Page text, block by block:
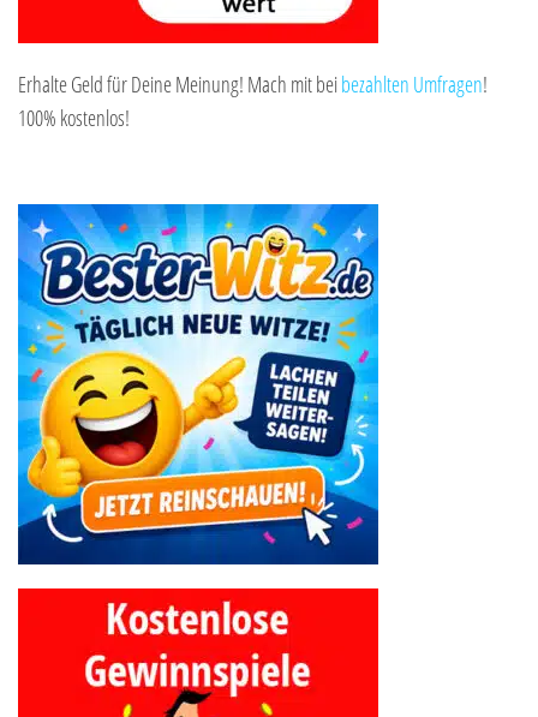
Erhalte Geld für Deine Meinung! Mach mit beibezahlten Umfragen!
100% kostenlos!